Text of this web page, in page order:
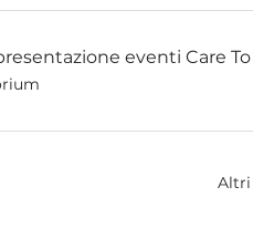
eventi Care To
Altri